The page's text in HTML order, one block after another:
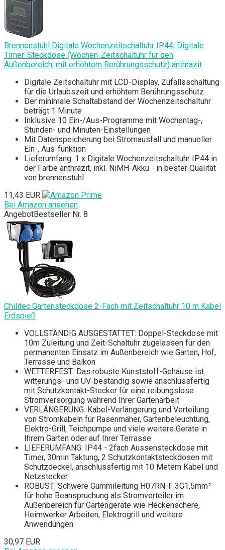
Brennenstuhl Digitale Wochenzeitschaltuhr IP44, Digitale
Timer-Steckdose (Wochen-Zeitschaltuhr für den
Außenbereich, mit erhöhtem Berührungsschutz) anthrazit
Digitale Zeitschaltuhr mit LCD-Display, Zufallsschaltung
für die Urlaubszeit und erhöhtem Berührungsschutz
Der minimale Schaltabstand der Wochenzeitschaltuhr
beträgt 1 Minute
Inklusive 10 Ein-/Aus-Programme mit Wochentag-,
Stunden- und Minuten-Einstellungen
Mit Datenspeicherung bei Stromausfall und manueller
Ein-, Aus-funktion
Lieferumfang: 1 x Digitale Wochenzeitschaltuhr IP44 in
der Farbe anthrazit, inkl. NiMH-Akku - in bester Qualität
von brennenstuhl
11,43 EUR
Bei Amazon ansehen
AngebotBestseller Nr. 8
Chilitec Gartensteckdose 2-Fach mit Zeitschaltuhr 10 m Kabel
Erdspieß
VOLLSTÄNDIG AUSGESTATTET: Doppel-Steckdose mit
10m Zuleitung und Zeit-Schaltuhr zugelassen für den
permanenten Einsatz im Außenbereich wie Garten, Hof,
Terrasse und Balkon
WETTERFEST: Das robuste Kunststoff-Gehäuse ist
witterungs- und UV-beständig sowie anschlussfertig
mit Schutzkontakt-Stecker für eine reibungslose
Stromversorgung während Ihrer Gartenarbeit
VERLÄNGERUNG: Kabel-Verlängerung und Verteilung
von Stromkabeln für Rasenmäher, Gartenbeleuchtung,
Elektro-Grill, Teichpumpe und viele weitere Geräte in
Ihrem Garten oder auf Ihrer Terrasse
LIEFERUMFANG: IP44 - 2fach Aussensteckdose mit
Timer, 30min Taktung, 2 Schutzkontaktsteckdosen mit
Schutzdeckel, anschlussfertig mit 10 Metern Kabel und
Netzstecker
ROBUST: Schwere Gummileitung H07RN-F 3G1,5mm²
für hohe Beanspruchung als Stromverteiler im
Außenbereich für Gartengeräte wie Heckenschere,
Heimwerker Arbeiten, Elektrogrill und weitere
Anwendungen
30,97 EUR